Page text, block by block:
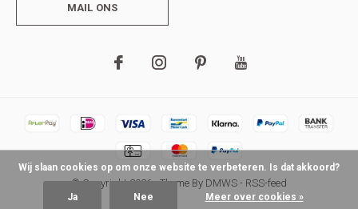
MAIL ONS
© Copyright2026- Theme By DMWS - RSS-feed
Wij slaan cookies op om onze website te verbeteren. Is dat akkoord?
Ja Nee Meer over cookies »